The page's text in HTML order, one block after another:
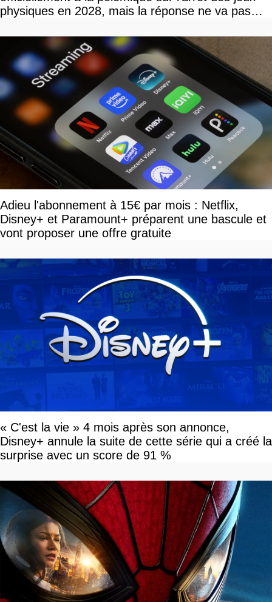
physiques en 2028, mais la réponse ne va pas
Adieu l'abonnement à 15€ par mois : Netflix,
Disney+ et Paramount+ préparent une bascule et
vont proposer une offre gratuite
« C'est la vie » 4 mois après son annonce,
Disney+ annule la suite de cette série qui a créé la
surprise avec un score de 91 %